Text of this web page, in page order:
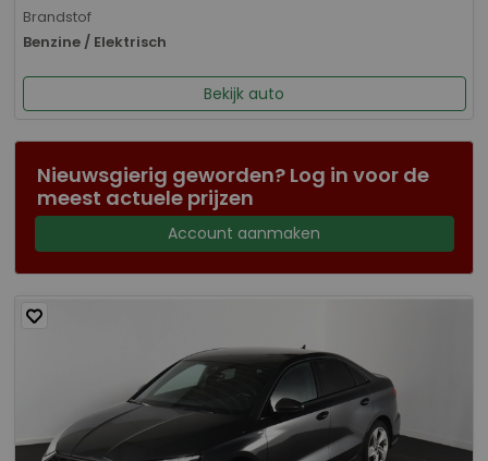
Brandstof
Benzine / Elektrisch
Bekijk auto
Nieuwsgierig geworden? Log in voor de
meest actuele prijzen
Account aanmaken